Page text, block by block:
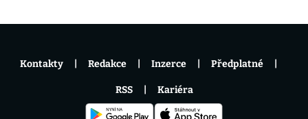
Kontakty Redakce Inzerce Předplatné
RSS Kariéra